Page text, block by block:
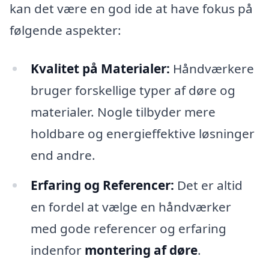
kan det være en god ide at have fokus på
følgende aspekter:
Kvalitet på Materialer: Håndværkere
bruger forskellige typer af døre og
materialer. Nogle tilbyder mere
holdbare og energieffektive løsninger
end andre.
Erfaring og Referencer: Det er altid
en fordel at vælge en håndværker
med gode referencer og erfaring
indenfor montering af døre.